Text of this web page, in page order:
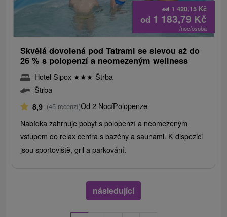
od1 420,15Kč
od 1 183,79 Kč
/noc/osoba
Skvělá dovolená pod Tatrami se slevou až do
26 % s polopenzí a neomezeným wellness
Hotel Sipox ★★★ Štrba
Štrba
8,9 (45 recenzí)Od 2 NocíPolopenze
Nabídka zahrnuje pobyt s polopenzí a neomezeným
vstupem do relax centra s bazény a saunami. K dispozici
jsou sportoviště, gril a parkování.
následující